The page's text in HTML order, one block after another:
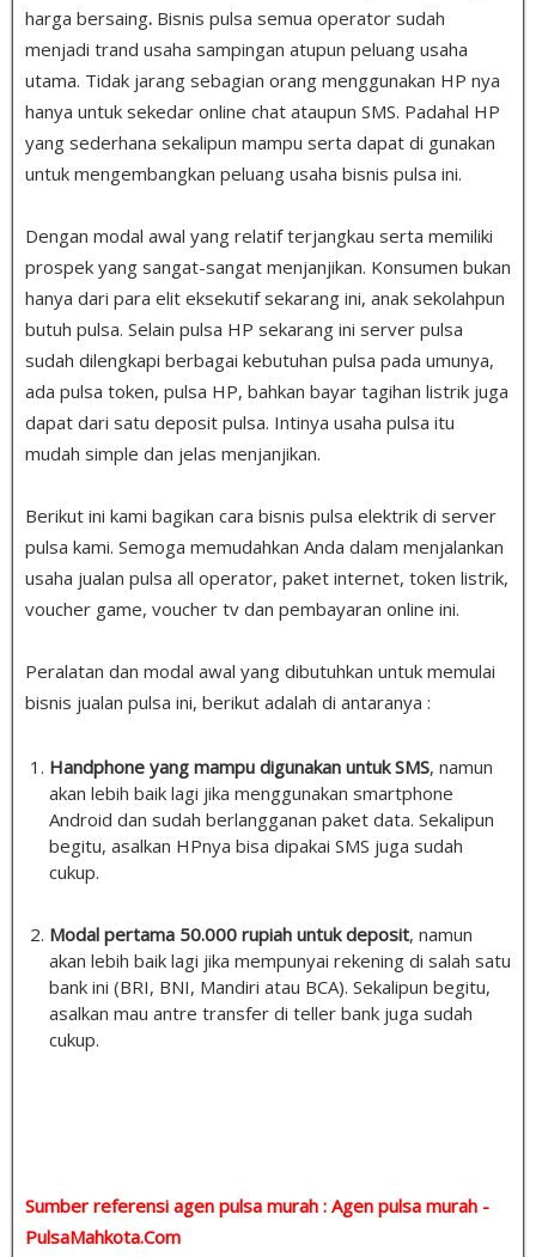
harga bersaing. Bisnis pulsa semua operator sudah
menjadi trand usaha sampingan atupun peluang usaha
utama. Tidak jarang sebagian orang menggunakan HP nya
hanya untuk sekedar online chat ataupun SMS. Padahal HP
yang sederhana sekalipun mampu serta dapat di gunakan
untuk mengembangkan peluang usaha bisnis pulsa ini.
Dengan modal awal yang relatif terjangkau serta memiliki
prospek yang sangat-sangat menjanjikan. Konsumen bukan
hanya dari para elit eksekutif sekarang ini, anak sekolahpun
butuh pulsa. Selain pulsa HP sekarang ini server pulsa
sudah dilengkapi berbagai kebutuhan pulsa pada umunya,
ada pulsa token, pulsa HP, bahkan bayar tagihan listrik juga
dapat dari satu deposit pulsa. Intinya usaha pulsa itu
mudah simple dan jelas menjanjikan.
Berikut ini kami bagikan cara bisnis pulsa elektrik di server
pulsa kami. Semoga memudahkan Anda dalam menjalankan
usaha jualan pulsa all operator, paket internet, token listrik,
voucher game, voucher tv dan pembayaran online ini.
Peralatan dan modal awal yang dibutuhkan untuk memulai
bisnis jualan pulsa ini, berikut adalah di antaranya :
Handphone yang mampu digunakan untuk SMS, namun
akan lebih baik lagi jika menggunakan smartphone
Android dan sudah berlangganan paket data. Sekalipun
begitu, asalkan HPnya bisa dipakai SMS juga sudah
cukup.
Modal pertama 50.000 rupiah untuk deposit, namun
akan lebih baik lagi jika mempunyai rekening di salah satu
bank ini (BRI, BNI, Mandiri atau BCA). Sekalipun begitu,
asalkan mau antre transfer di teller bank juga sudah
cukup.
Sumber referensi agen pulsa murah : Agen pulsa murah -
PulsaMahkota.Com